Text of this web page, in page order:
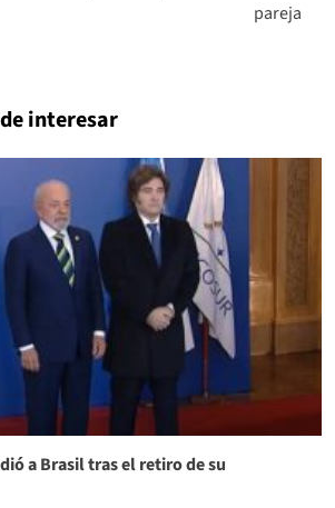
pareja
interesar
a Brasil tras el retiro de su